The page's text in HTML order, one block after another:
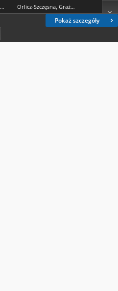
Pokaż szczegóły
Efekty farmakologicznego blokowania reakcji antygen—przeciwciało w zespole ostrej niewydolności płuc naczyniowopochodnej (ARDS) Orlicz-Szczęsna, Grażyna.